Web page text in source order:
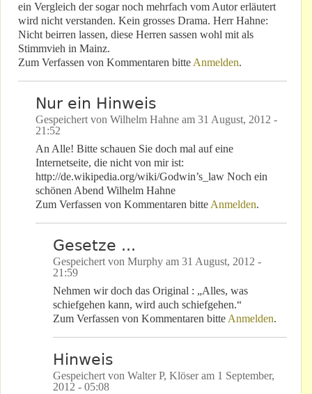
ein Vergleich der sogar noch mehrfach vom Autor erläutert
wird nicht verstanden. Kein grosses Drama. Herr Hahne:
Nicht beirren lassen, diese Herren sassen wohl mit als
Stimmvieh in Mainz.
Zum Verfassen von Kommentaren bitte Anmelden.
Nur ein Hinweis
Gespeichert von Wilhelm Hahne am 31 August, 2012 -
21:52
An Alle! Bitte schauen Sie doch mal auf eine
Internetseite, die nicht von mir ist:
http://de.wikipedia.org/wiki/Godwin’s_law Noch ein
schönen Abend Wilhelm Hahne
Zum Verfassen von Kommentaren bitte Anmelden.
Gesetze ...
Gespeichert von Murphy am 31 August, 2012 -
21:59
Nehmen wir doch das Original : „Alles, was
schiefgehen kann, wird auch schiefgehen.“
Zum Verfassen von Kommentaren bitte Anmelden.
Hinweis
Gespeichert von Walter P, Klöseram 1 September,
2012 - 05:08